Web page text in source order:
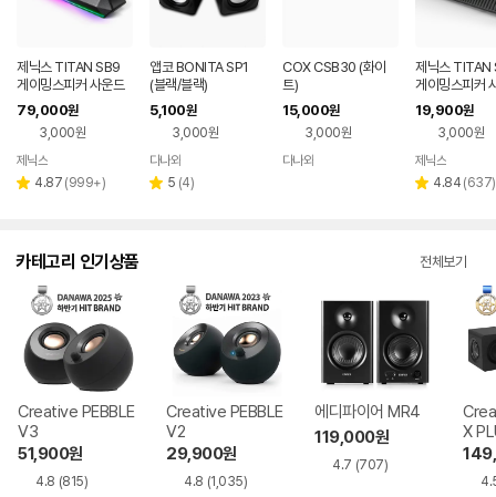
제닉스 TITAN SB9
게이밍스피커 사운드
바 컴퓨터스피커
79,000원
3,000원
페이
제닉스
별 4.87 리
(999+)
앱코 BONITA SP1
(블랙/블랙)
5,100원
3,000원
페이
다나와
별 5 리
(4)
COX CSB30 (화이
트)
15,000원
3,000원
다나와
제닉스 TITAN
게이밍스피커
바 컴퓨터스피
19,900원
3,000원
페이
제닉스
별 4.84 리
(637)
카테고리 인기상품 전체보기
Creative PEBBLE
V3
51,900원
4.8 (815)
Creative PEBBLE
V2
29,900원
4.8 (1,035)
에디파이어 MR4
119,000원
4.7 (707)
X